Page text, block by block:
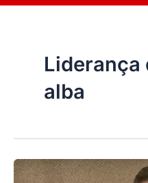
Liderança
alba